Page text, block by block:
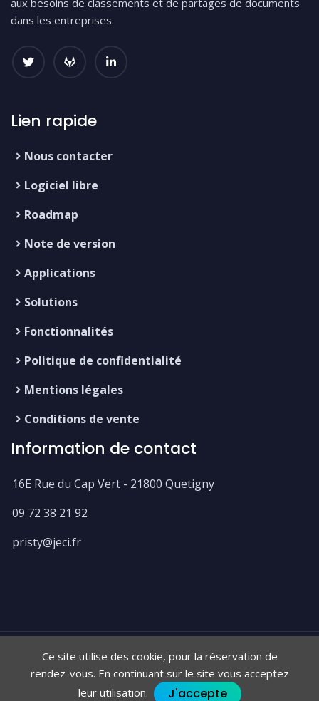
aux besoins de classements et de partages de documents
dans les entreprises.
Lien rapide
Nous contacter
Logiciel libre
Roadmap
Note de version
Applications
Solutions
Fonctionnalités
Politique de confidentialité
Mentions légales
Conditions de vente
Information de contact
16E Rue du Cap Vert - 21800 Quetigny
09 72 38 21 92
pristy@jeci.fr
Pristy, logiciel 100% libre et fabriqué en France 🇫🇷
Copyright Pristy 2026 - Design parThemefisher&
Gethugothemes
Ce site utilise des cookie, pour la réservation de
rendez-vous. En continuant sur le site vous acceptez
leur utilisation.
J'accepte